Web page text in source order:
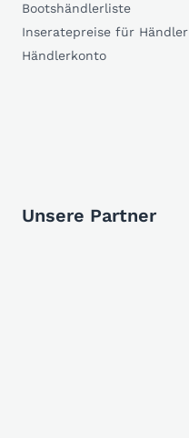
Bootshändlerliste
Inseratepreise für Händler
Händlerkonto
Unsere Partner